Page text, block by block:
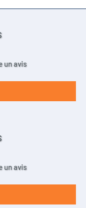
un avis
un avis